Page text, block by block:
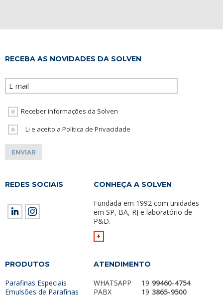
RECEBA AS NOVIDADES DA SOLVEN
Receber informações da Solven
Li e aceito a Política de Privacidade
REDES SOCIAIS CONHEÇA A SOLVEN
Fundada em 1992 com unidades
em SP, BA, RJ e laboratório de
P&D.
+
PRODUTOS
Parafinas Especiais
Emulsões de Parafinas
ATENDIMENTO
WHATSAPP
PABX
19 99460-4754
19 3865-9500